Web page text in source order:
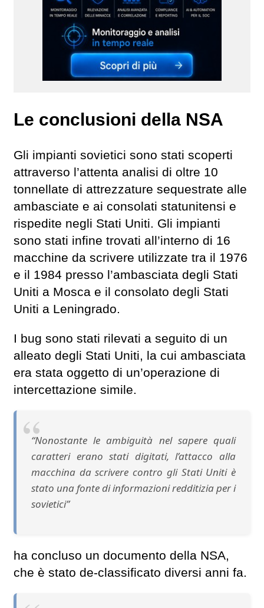
Le conclusioni della NSA
Gli impianti sovietici sono stati scoperti
attraverso l’attenta analisi di oltre 10
tonnellate di attrezzature sequestrate alle
ambasciate e ai consolati statunitensi e
rispedite negli Stati Uniti. Gli impianti
sono stati infine trovati all’interno di 16
macchine da scrivere utilizzate tra il 1976
e il 1984 presso l’ambasciata degli Stati
Uniti a Mosca e il consolato degli Stati
Uniti a Leningrado.
I bug sono stati rilevati a seguito di un
alleato degli Stati Uniti, la cui ambasciata
era stata oggetto di un’operazione di
intercettazione simile.
“Nonostante le ambiguità nel sapere quali
caratteri erano stati digitati, l’attacco alla
macchina da scrivere contro gli Stati Uniti è
stato una fonte di informazioni redditizia per i
sovietici”
ha concluso un documento della NSA,
che è stato de-classificato diversi anni fa.